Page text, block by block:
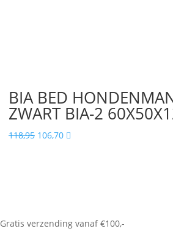
BIA BED
ZWART BIA-2
118,95 Oorspronkelijke
106,70Huidige

Gratis verzending vanaf €100,-